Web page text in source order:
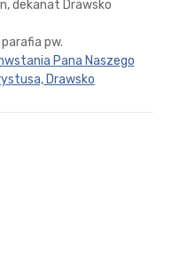
dekanat Drawsko
pw.
Pana Naszego
Drawsko